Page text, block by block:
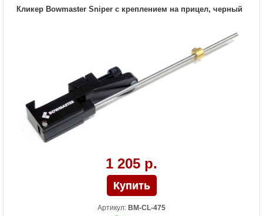
Кликер Bowmaster Sniper c креплением на прицел, черный
1 205 р.
Артикул: BM-CL-475